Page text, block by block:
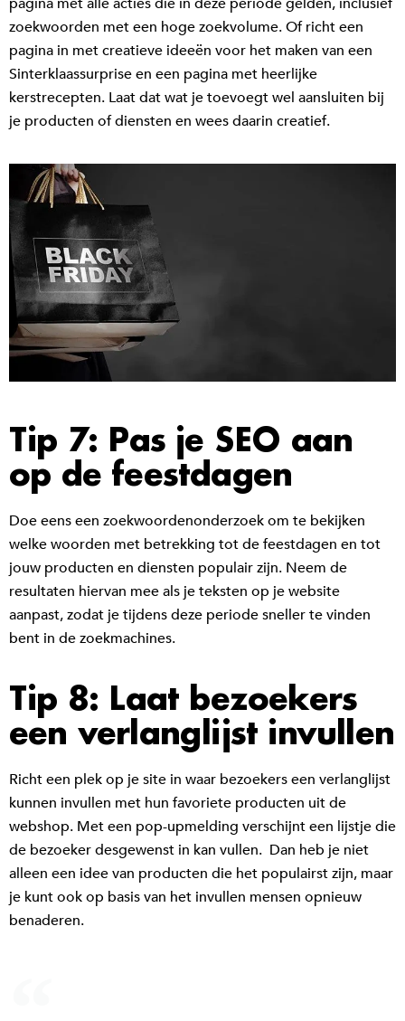
zoekwoorden met een hoge zoekvolume. Of richt een
pagina in met creatieve ideeën voor het maken van een
Sinterklaassurprise en een pagina met heerlijke
kerstrecepten. Laat dat wat je toevoegt wel aansluiten bij
je producten of diensten en wees daarin creatief.
Tip 7: Pas je SEO aan
op de feestdagen
Doe eens een zoekwoordenonderzoek om te bekijken
welke woorden met betrekking tot de feestdagen en tot
jouw producten en diensten populair zijn. Neem de
resultaten hiervan mee als je teksten op je website
aanpast, zodat je tijdens deze periode sneller te vinden
bent in de zoekmachines.
Tip 8: Laat bezoekers
een verlanglijst invullen
Richt een plek op je site in waar bezoekers een verlanglijst
kunnen invullen met hun favoriete producten uit de
webshop. Met een pop-upmelding verschijnt een lijstje die
de bezoeker desgewenst in kan vullen. Dan heb je niet
alleen een idee van producten die het populairst zijn, maar
je kunt ook op basis van het invullen mensen opnieuw
benaderen.